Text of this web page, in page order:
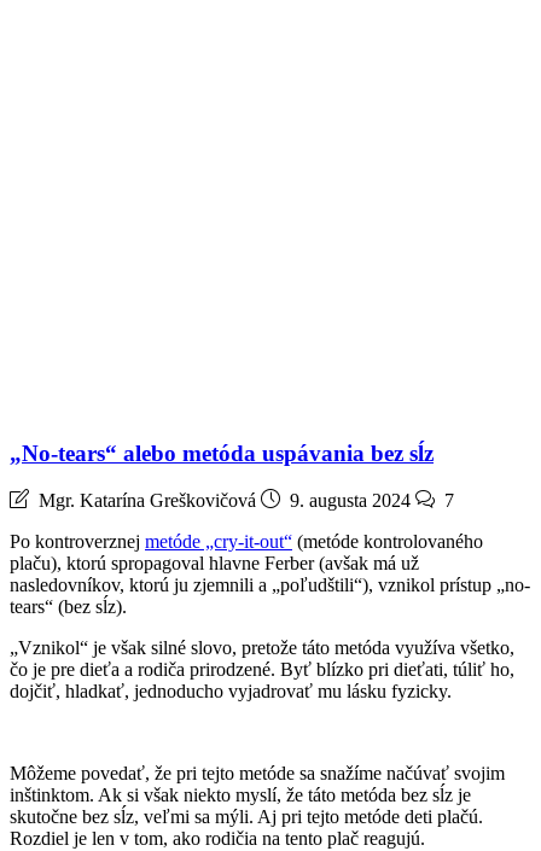
„No-tears“ alebo metóda uspávania bez sĺz
Mgr. Katarína Greškovičová 9. augusta 2024
7
Po kontroverznej metóde „cry-it-out“ (metóde kontrolovaného
plaču), ktorú spropagoval hlavne Ferber (avšak má už
nasledovníkov, ktorú ju zjemnili a „poľudštili“), vznikol prístup „no-
tears“ (bez sĺz).
„Vznikol“ je však silné slovo, pretože táto metóda využíva všetko,
čo je pre dieťa a rodiča prirodzené. Byť blízko pri dieťati, túliť ho,
dojčiť, hladkať, jednoducho vyjadrovať mu lásku fyzicky.
Môžeme povedať, že pri tejto metóde sa snažíme načúvať svojim
inštinktom. Ak si však niekto myslí, že táto metóda bez sĺz je
skutočne bez sĺz, veľmi sa mýli. Aj pri tejto metóde deti plačú.
Rozdiel je len v tom, ako rodičia na tento plač reagujú.